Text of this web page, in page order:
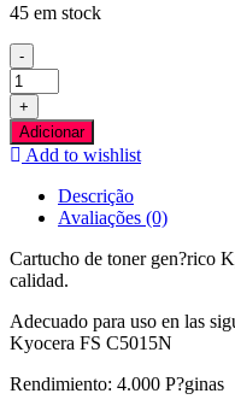
45 em stock
-
Quantidade
de
Kyocera
TK520
Azul
Compativel
+
Adicionar
Add to wishlist
Descrição
Avaliações (0)
Cartucho de toner gen?rico
calidad.
Adecuado para uso en las
Kyocera FS C5015N
Rendimiento: 4.000 P?ginas